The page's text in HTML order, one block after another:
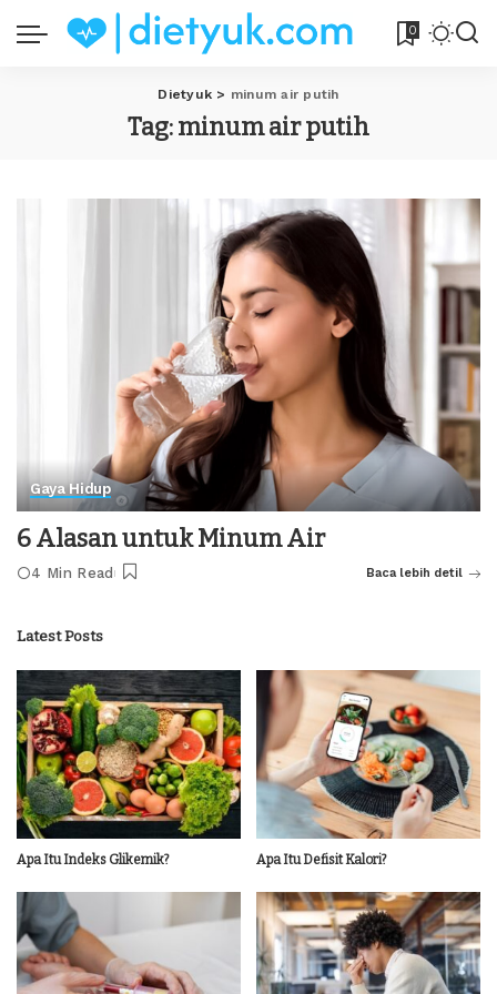
0
Dietyuk > minum air putih
Tag:minum air putih
Gaya Hidup
6 Alasan untuk Minum Air
4 Min Read Baca lebih detil
Latest Posts
Apa Itu Indeks Glikemik? Apa Itu Defisit Kalori?